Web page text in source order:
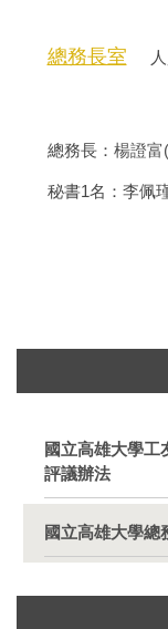
總務長室
總務長： 楊證富
秘書1名：李佩
國立高雄大學工
評議辦法
國立高雄大學總